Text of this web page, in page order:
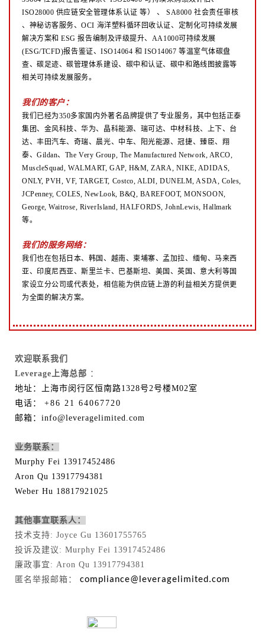
ISO28000 供应链安全管理体系认证等）、SA8000 社会责任审核
、神秘访客服务、OCI 海洋塑料循环回收认证、定制化可持续发展
解决方案和 ESG 报告编制及评级提升、AA1000可持续发展
(ESG/TCFD)报告鉴证、ISO14064 和 ISO14067 等温室气体碳盘
查、碳足迹、碳管理体系建设、碳中和认证、碳中和路线图披露等
相关可持续发展服务。
我们的客户：
我们已经为350多家国内外著名品牌提供了专业服务，其中包括正泰
集团、金风科技、华为、晶科能源、瑞可达、中材科技、上下、台
达、丰田汽车、奇瑞、晨光、中车、阳光能源、冠捷、臻臣、翔
泰、Gildan、The Very Group, The Manufactured Network, ARCO,
MuscleSquad, WALMART, GAP, H&M, ZARA, NIKE, ADIDAS,
ONLY, PVH, VF, TARGET, Costco, ALDI, DUNELM, ASDA, Coles,
JCPenney, COLES, NewLook, B&Q, BAREFOOT, MONSOON,
George, Waitrose, RiverIsland, HALFORDS, JohnLewis, Hallmark
等。
我们的服务网络：
我们也在包括日本、韩国、越南、柬埔寨、孟加拉、缅甸、马来西
亚、印度尼西亚、斯里兰卡、巴基斯坦、美国、英国、意大利等国
家设立分公司或代表处，相信能为供应链上游的利益相关方提供更
为全面的解决方案。
欢迎联系我们
Leverage上海总部 ：
地址：上海市闵行区恒南路1328号2号楼M02室
电话： +86 21 64067720
邮箱：info@leveragelimited.com
业务联系：
Murphy Fei 13917452486
Aron Qu 13917794381
Weber Hu 18817921025
其他事宜联系人：
技术支持: Joyce Gu 13601755765
投诉及建议: Murphy Fei 13917452486
廉政事宜: Aron Qu 13917794381
匿名举报邮箱： compliance@leveragelimited.com